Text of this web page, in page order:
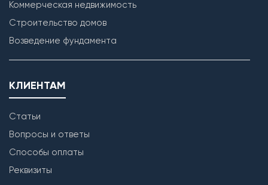
Коммерческая недвижимость
Строительство домов
Возведение фундамента
КЛИЕНТАМ
Статьи
Вопросы и ответы
Способы оплаты
Реквизиты